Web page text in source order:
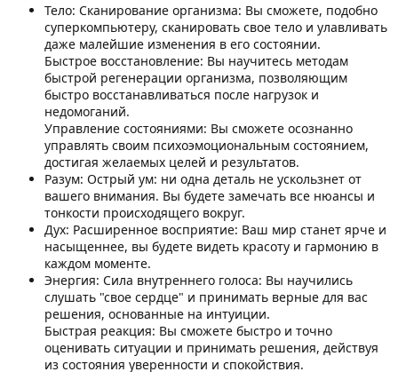
Тело: Сканирование организма: Вы сможете, подобно
суперкомпьютеру, сканировать свое тело и улавливать
даже малейшие изменения в его состоянии.
Быстрое восстановление: Вы научитесь методам
быстрой регенерации организма, позволяющим
быстро восстанавливаться после нагрузок и
недомоганий.
Управление состояниями: Вы сможете осознанно
управлять своим психоэмоциональным состоянием,
достигая желаемых целей и результатов.
Разум: Острый ум: ни одна деталь не ускользнет от
вашего внимания. Вы будете замечать все нюансы и
тонкости происходящего вокруг.
Дух: Расширенное восприятие: Ваш мир станет ярче и
насыщеннее, вы будете видеть красоту и гармонию в
каждом моменте.
Энергия: Сила внутреннего голоса: Вы научились
слушать "свое сердце" и принимать верные для вас
решения, основанные на интуиции.
Быстрая реакция: Вы сможете быстро и точно
оценивать ситуации и принимать решения, действуя
из состояния уверенности и спокойствия.